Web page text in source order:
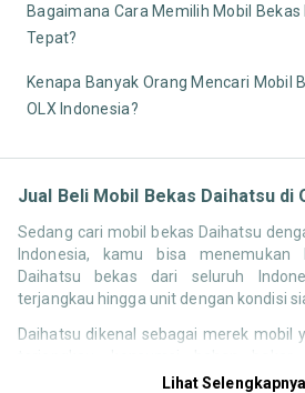
Bagaimana Cara Memilih Mobil Bekas
Tepat?
Kenapa Banyak Orang Mencari Mobil
OLX Indonesia?
Jual Beli Mobil Bekas Daihatsu di
Sedang cari mobil bekas Daihatsu
Indonesia, kamu bisa menemukan
Daihatsu bekas dari seluruh
terjangkau hingga unit dengan kondisi
Daihatsu dikenal sebagai merek mobil
perawatan yang relatif rendah. Hal
Lihat Selengkapnya